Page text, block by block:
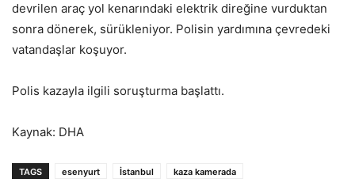
devrilen araç yol kenarındaki elektrik direğine vurduktan
sonra dönerek, sürükleniyor. Polisin yardımına çevredeki
vatandaşlar koşuyor.
Polis kazayla ilgili soruşturma başlattı.
Kaynak: DHA
TAGS esenyurt İstanbul kaza kamerada